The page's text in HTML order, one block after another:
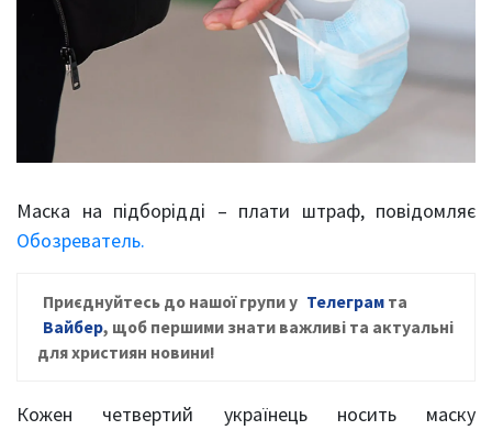
Маска на підборідді – плати штраф, повідомляє
Обозреватель.
Приєднуйтесь до нашої групи у Телеграм та
Вайбер, щоб першими знати важливі та актуальні
для християн новини!
Кожен четвертий українець носить маску